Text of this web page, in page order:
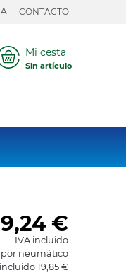
CONTACTO
Mi cesta
Sin artículo
€
IVA incluido
por neumático
19,85 €